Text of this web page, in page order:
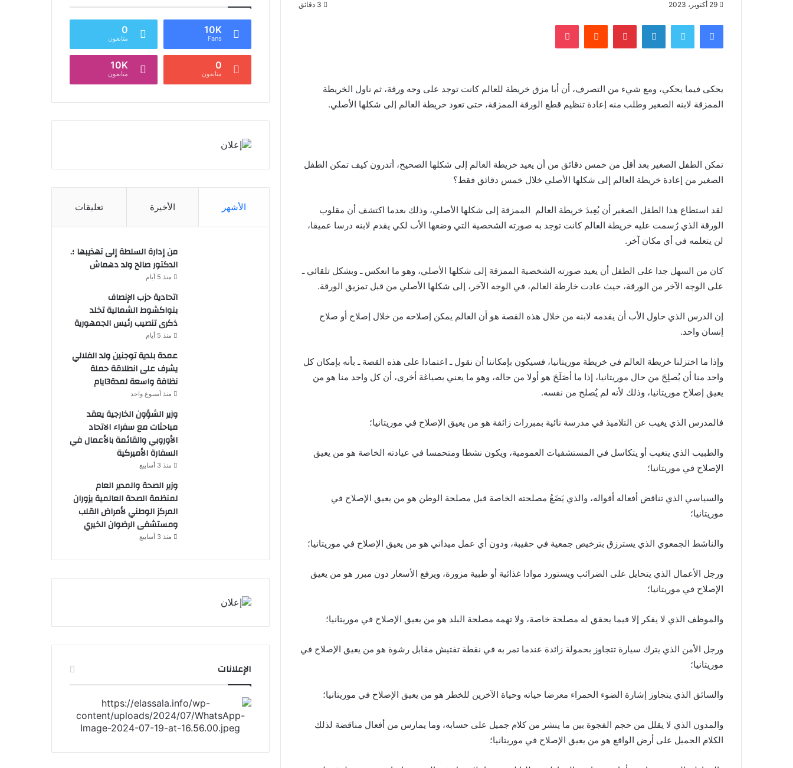
29 أكتوبر، 2023
فيسبوك لينكدإن بينتيريست
يحكى فيما يحكي، ومع شيء من التصرف، أن أبا مزق خريطة للعالم كانت توجد على وجه ورقة، ثم ناول الخريطة
الممزقة لابنه الصغير وطلب منه إعادة تنظيم قطع الورقة الممزقة، حتى تعود خريطة العالم إلى شكلها الأصلي.
تمكن الطفل الصغير بعد أقل من خمس دقائق من أن يعيد خريطة العالم إلى شكلها الصحيح، أتدرون كيف تمكن الطفل
الصغير من إعادة خريطة العالم إلى شكلها الأصلي خلال خمس دقائق فقط؟
لقد استطاع هذا الطفل الصغير أن يُعِيدَ خريطة العالم الممزقة إلى شكلها الأصلي، وذلك بعدما اكتشف أن مقلوب
الورقة الذي رُسمت عليه خريطة العالم كانت توجد به صورته الشخصية التي وضعها الأب لكي يقدم لابنه درسا عميقا،
لن يتعلمه في أي مكان آخر.
كان من السهل جدا على الطفل أن يعيد صورته الشخصية الممزقة إلى شكلها الأصلي، وهو ما انعكس ـ وبشكل تلقائي ـ
على الوجه الآخر من الورقة، حيث عادت خارطة العالم، في الوجه الآخر، إلى شكلها الأصلي من قبل تمزيق الورقة.
إن الدرس الذي حاول الأب أن يقدمه لابنه من خلال هذه القصة هو أن العالم يمكن إصلاحه من خلال إصلاح أو صلاح
إنسان واحد.
وإذا ما اختزلنا خريطة العالم في خريطة موريتانيا، فسيكون بإمكاننا أن نقول ـ اعتمادا على هذه القصة ـ بأنه بإمكان كل
واحد منا أن يُصلِحَ من حال موريتانيا، إذا ما أصَلَحَ هو أولا من حاله، وهو ما يعني بصياغة أخرى، أن كل واحد منا هو من
يعيق إصلاح موريتانيا، وذلك لأنه لم يُصلح من نفسه.
فالمدرس الذي يغيب عن التلاميذ في مدرسة نائية بمبررات زائفة هو من يعيق الإصلاح في موريتانيا؛
والطبيب الذي يتغيب أو يتكاسل في المستشفيات العمومية، ويكون نشطا ومتحمسا في عيادته الخاصة هو من يعيق
الإصلاح في موريتانيا؛
والسياسي الذي تناقض أفعاله أقواله، والذي يَضَعُ مصلحته الخاصة قبل مصلحة الوطن هو من يعيق الإصلاح في
موريتانيا؛
والناشط الجمعوي الذي يسترزق بترخيص جمعية في حقيبة، ودون أي عمل ميداني هو من يعيق الإصلاح في موريتانيا؛
ورجل الأعمال الذي يتحايل على الضرائب ويستورد موادا غذائية أو طبية مزورة، ويرفع الأسعار دون مبرر هو من يعيق
الإصلاح في موريتانيا؛
والموظف الذي لا يفكر إلا فيما يحقق له مصلحة خاصة، ولا تهمه مصلحة البلد هو من يعيق الإصلاح في موريتانيا؛
ورجل الأمن الذي يترك سيارة تتجاوز بحمولة زائدة عندما تمر به في نقطة تفتيش مقابل رشوة هو من يعيق الإصلاح في
موريتانيا؛
والسائق الذي يتجاوز إشارة الضوء الحمراء معرضا حياته وحياة الآخرين للخطر هو من يعيق الإصلاح في موريتانيا؛
والمدون الذي لا يقلل من حجم الفجوة بين ما ينشر من كلام جميل على حسابه، وما يمارس من أفعال مناقضة لذلك
الكلام الجميل على أرض الواقع هو من يعيق الإصلاح في موريتانيا؛
10K
Fans
0
متابعون
0
متابعون
10K
متابعون
الأشهر الأخيرة تعليقات
من إدارة السلطة إلى تهذيبها ؛.
الدكتور صالح ولد دهماش
منذ 5 أيام
اتحادية حزب الإنصاف
بنواكشوط الشمالية تخلد
ذكرى تنصيب رئيس الجمهورية
منذ 5 أيام
عمدة بلدية توجنين ولد الفلالي
يشرف على انطلاقة حملة
نظافة واسعة لمدة3ايام
منذ أسبوع واحد
وزير الشؤون الخارجية يعقد
مباحثات مع سفراء الاتحاد
الأوروبي والقائمة بالأعمال في
السفارة الأميركية
منذ 3 أسابيع
وزير الصحة والمدير العام
لمنظمة الصحة العالمية يزوران
المركز الوطني لأمراض القلب
ومستشفى الرضوان الخيري
منذ 3 أسابيع
الإعلانات